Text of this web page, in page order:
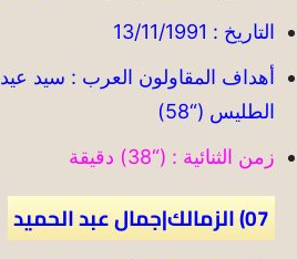
التاريخ : 13/11/1991
أهداف المقاولون العرب : سيد عيد
الطليس (“58)
زمن الثنائية : (“38) دقيقة
07) الزمالك|جمال عبد الحميد